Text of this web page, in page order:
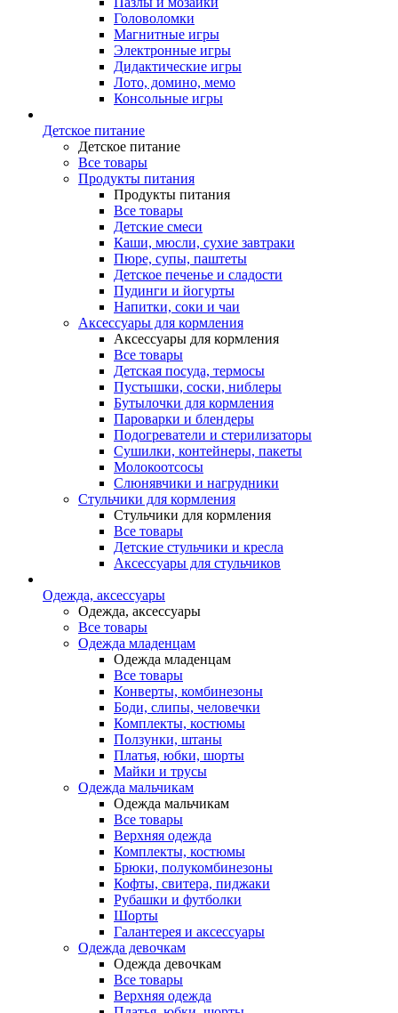
Головоломки
Магнитные игры
Электронные игры
Дидактические игры
Лото, домино, мемо
Консольные игры
Детское питание
Детское питание
Все товары
Продукты питания
Продукты питания
Все товары
Детские смеси
Каши, мюсли, сухие завтраки
Пюре, супы, паштеты
Детское печенье и сладости
Пудинги и йогурты
Напитки, соки и чаи
Аксессуары для кормления
Аксессуары для кормления
Все товары
Детская посуда, термосы
Пустышки, соски, ниблеры
Бутылочки для кормления
Пароварки и блендеры
Подогреватели и стерилизаторы
Сушилки, контейнеры, пакеты
Молокоотсосы
Слюнявчики и нагрудники
Стульчики для кормления
Стульчики для кормления
Все товары
Детские стульчики и кресла
Аксессуары для стульчиков
Одежда, аксессуары
Одежда, аксессуары
Все товары
Одежда младенцам
Одежда младенцам
Все товары
Конверты, комбинезоны
Боди, слипы, человечки
Комплекты, костюмы
Ползунки, штаны
Платья, юбки, шорты
Майки и трусы
Одежда мальчикам
Одежда мальчикам
Все товары
Верхняя одежда
Комплекты, костюмы
Брюки, полукомбинезоны
Кофты, свитера, пиджаки
Рубашки и футболки
Шорты
Галантерея и аксессуары
Одежда девочкам
Одежда девочкам
Все товары
Верхняя одежда